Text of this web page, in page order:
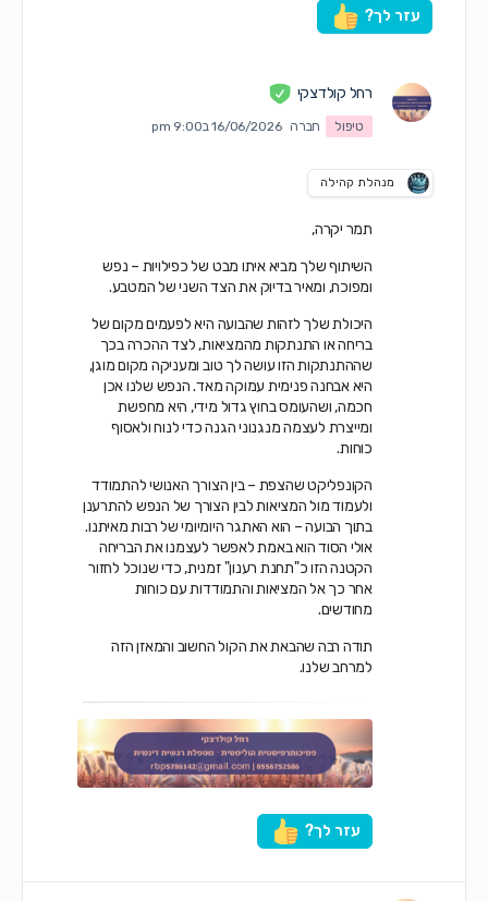
עזר לך?
רחל קולדצקי
טיפול חברה 16/06/2026 ב9:00 pm
מנהלת קהילה
תמר יקרה,
השיתוף שלך מביא איתו מבט של כפילויות – נפש
ומפוכח, ומאיר בדיוק את הצד השני של המטבע.
היכולת שלך לזהות שהבועה היא לפעמים מקום של
בריחה או התנתקות מהמציאות, לצד ההכרה בכך
שההתנתקות הזו עושה לך טוב ומעניקה מקום מוגן,
היא אבחנה פנימית עמוקה מאד. הנפש שלנו אכן
חכמה, ושהעומס בחוץ גדול מידי, היא מחפשת
ומייצרת לעצמה מנגנוני הגנה כדי לנוח ולאסוף
כוחות.
הקונפליקט שהצפת – בין הצורך האנושי להתמודד
ולעמוד מול המציאות לבין הצורך של הנפש להתרענן
בתוך הבועה – הוא האתגר היומיומי של רבות מאיתנו.
אולי הסוד הוא באמת לאפשר לעצמנו את הבריחה
הקטנה הזו כ"תחנת רענון" זמנית, כדי שנוכל לחזור
אחר כך אל המציאות והתמודדות עם כוחות
מחודשים.
תודה רבה שהבאת את הקול החשוב והמאזן הזה
למרחב שלנו.
עזר לך?